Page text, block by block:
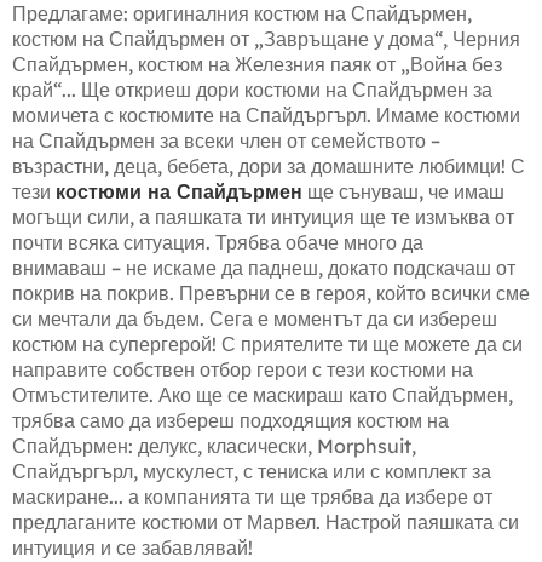
Предлагаме: оригиналния костюм на Спайдърмен,
костюм на Спайдърмен от „Завръщане у дома“, Черния
Спайдърмен, костюм на Железния паяк от „Война без
край“... Ще откриеш дори костюми на Спайдърмен за
момичета с костюмите на Спайдъргърл. Имаме костюми
на Спайдърмен за всеки член от семейството –
възрастни, деца, бебета, дори за домашните любимци! С
тези костюми на Спайдърмен ще сънуваш, че имаш
могъщи сили, а паяшката ти интуиция ще те измъква от
почти всяка ситуация. Трябва обаче много да
внимаваш – не искаме да паднеш, докато подскачаш от
покрив на покрив. Превърни се в героя, който всички сме
си мечтали да бъдем. Сега е моментът да си избереш
костюм на супергерой! С приятелите ти ще можете да си
направите собствен отбор герои с тези костюми на
Отмъстителите. Ако ще се маскираш като Спайдърмен,
трябва само да избереш подходящия костюм на
Спайдърмен: делукс, класически, Morphsuit,
Спайдъргърл, мускулест, с тениска или с комплект за
маскиране... а компанията ти ще трябва да избере от
предлаганите костюми от Марвел. Настрой паяшката си
интуиция и се забавлявай!